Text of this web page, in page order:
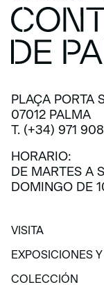
PLAÇA PORTA
07012 PALMA
T. (+34) 971
HORARIO:
DE MARTES A
DOMINGO DE
VISITA
VISITA
EXPOSICIONES
EXPOSICIONES Y
COLECCIÓN